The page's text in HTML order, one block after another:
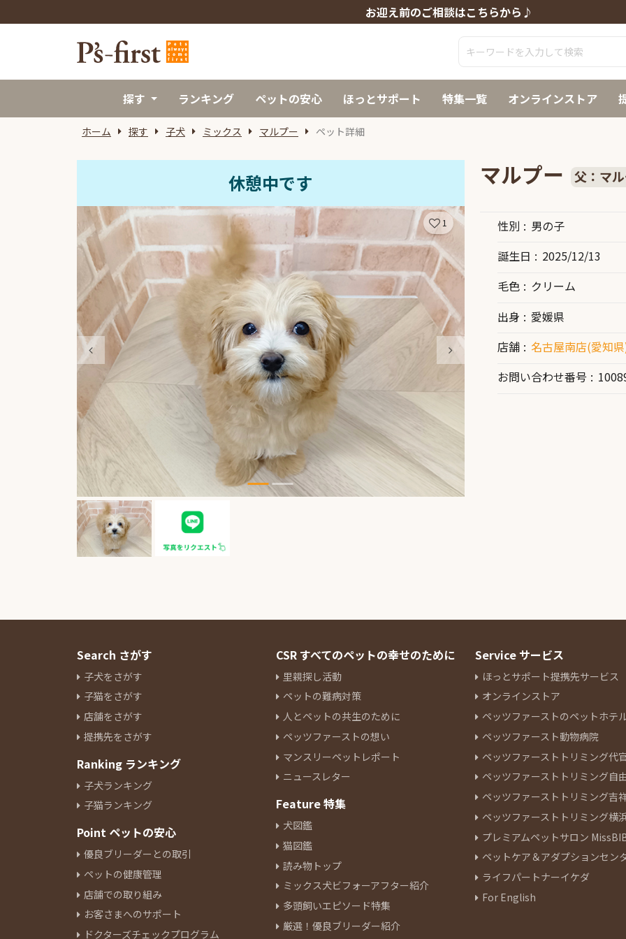
お迎え前のご相談はこちらから♪
探す ランキング ペットの安心 ほっとサポート 特集一覧 オンラインストア
ホーム 探す 子犬 ミックス マルプー ペット詳細
休憩中です
1
マルプー 父：マ
性別
男の子
誕生日
2025/12/13
毛色
クリーム
出身
愛媛県
店舗
名古屋南店(愛知
お問い合わせ番号
Search さがす
子犬をさがす
子猫をさがす
店舗をさがす
提携先をさがす
Ranking ランキング
子犬ランキング
子猫ランキング
Point ペットの安心
優良ブリーダーとの取引
ペットの健康管理
店舗での取り組み
お客さまへのサポート
ドクターズチェックプログラム
CSR すべてのペットの幸せのために
里親探し活動
ペットの難病対策
人とペットの共生のために
ペッツファーストの想い
マンスリーペットレポート
ニュースレター
Feature 特集
犬図鑑
猫図鑑
読み物トップ
ミックス犬ビフォーアフター紹介
多頭飼いエピソード特集
厳選！優良ブリーダー紹介
Service サービス
ほっとサポート提携先サービス
オンラインストア
ペッツファーストのペットホテ
ペッツファースト動物病院
ペッツファーストトリミング代
ペッツファーストトリミング自
ペッツファーストトリミング吉
ペッツファーストトリミング横
プレミアムペットサロン
ペットケア＆アダプションセン
ライフパートナーイケダ
For English